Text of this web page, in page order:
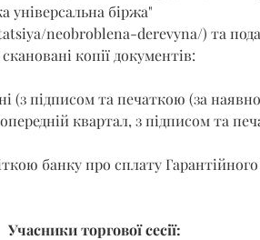
універсальна біржа"
neobroblena-derevyna/) та
копії документів:
(з підписом та печаткою (за
квартал, з підписом та
банку про сплату
Учасники торгової сесії: